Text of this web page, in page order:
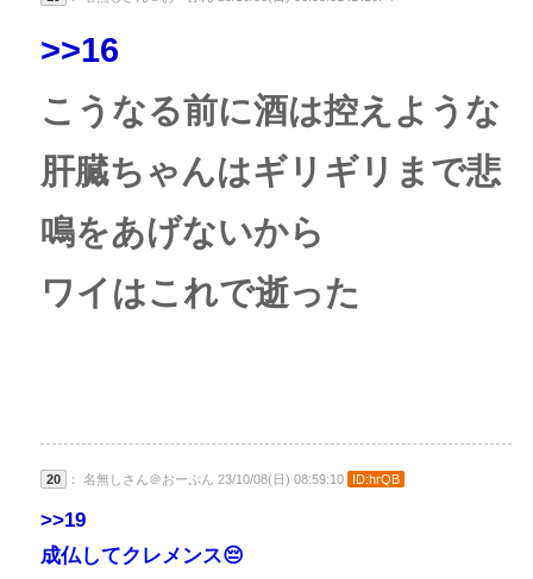
>>16
こうなる前に酒は控えような
肝臓ちゃんはギリギリまで悲
鳴をあげないから
ワイはこれで逝った
20 ： 名無しさん＠おーぷん 23/10/08(日) 08:59:10 ID:hrQB
>>19
成仏してクレメンス😔